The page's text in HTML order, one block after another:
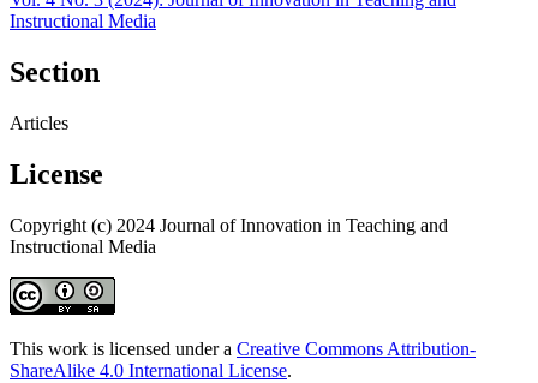
Instructional Media
Section
Articles
License
Copyright (c) 2024 Journal of Innovation in Teaching and
Instructional Media
This work is licensed under a Creative Commons Attribution-
ShareAlike 4.0 International License.